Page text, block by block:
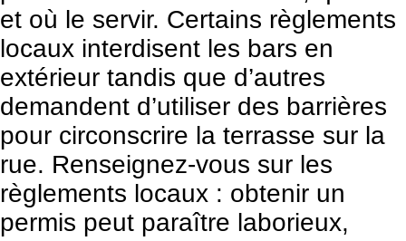
et où le servir. Certains règlements
locaux interdisent les bars en
extérieur tandis que d’autres
demandent d’utiliser des barrières
pour circonscrire la terrasse sur la
rue. Renseignez-vous sur les
règlements locaux : obtenir un
permis peut paraître laborieux,